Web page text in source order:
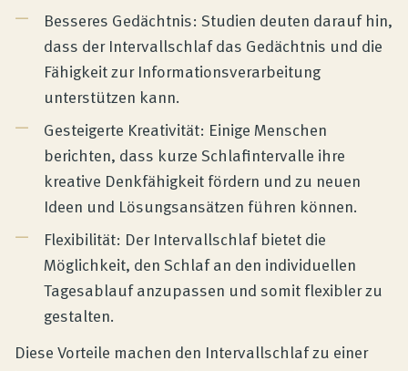
Besseres Gedächtnis: Studien deuten darauf hin,
dass der Intervallschlaf das Gedächtnis und die
Fähigkeit zur Informationsverarbeitung
unterstützen kann.
Gesteigerte Kreativität: Einige Menschen
berichten, dass kurze Schlafintervalle ihre
kreative Denkfähigkeit fördern und zu neuen
Ideen und Lösungsansätzen führen können.
Flexibilität: Der Intervallschlaf bietet die
Möglichkeit, den Schlaf an den individuellen
Tagesablauf anzupassen und somit flexibler zu
gestalten.
Diese Vorteile machen den Intervallschlaf zu einer